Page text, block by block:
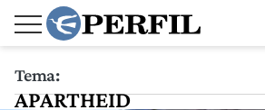
Tema:
APARTHEID